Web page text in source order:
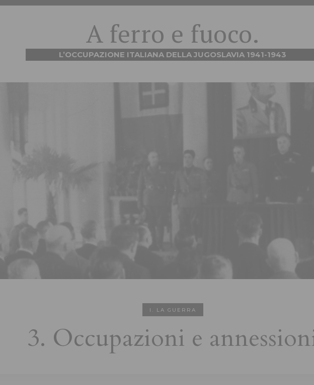
A ferro e fuoco.
L’OCCUPAZIONE ITALIANA DELLA JUGOSLAVIA 1941-1943
I. LA GUERRA
3. Occupazioni e